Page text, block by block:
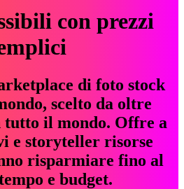
con prezzi
di foto stock
scelto da oltre
tutto il mondo. Offre a
e storyteller risorse
risparmiare fino al
e budget.